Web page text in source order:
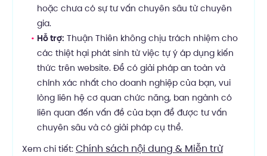
hoặc chưa có sự tư vấn chuyên sâu từ chuyên
gia.
Hỗ trợ: Thuận Thiên không chịu trách nhiệm cho
các thiệt hại phát sinh từ việc tự ý áp dụng kiến
thức trên website. Để có giải pháp an toàn và
chính xác nhất cho doanh nghiệp của bạn, vui
lòng liên hệ cơ quan chức năng, ban ngành có
liên quan đến vấn đề của bạn để được tư vấn
chuyên sâu và có giải pháp cụ thể.
Xem chi tiết: Chính sách nội dung & Miễn trừ